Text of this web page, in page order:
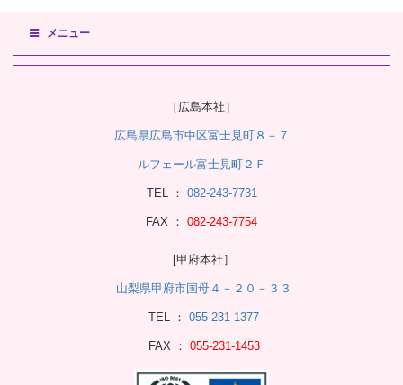
メニュー
［広島本社］
広島県広島市中区富士見町８－７
ルフェール富士見町２Ｆ
TEL ： 082-243-7731
FAX ： 082-243-7754
[甲府本社］
山梨県甲府市国母４－２０－３３
TEL ： 055-231-1377
FAX ： 055-231-1453